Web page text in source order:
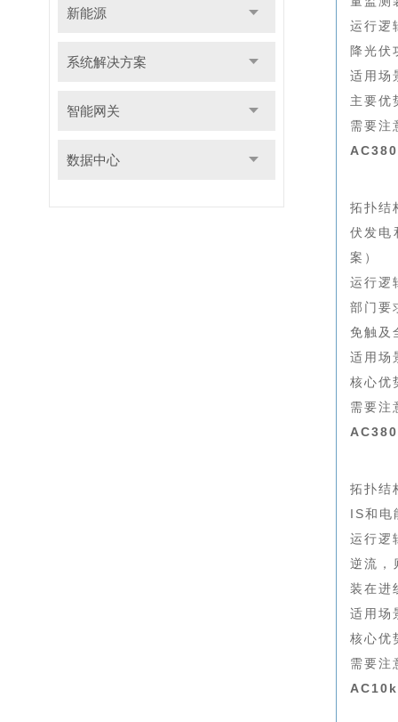
新能源
系统解决方案
智能网关
数据中心
运行逻
降光伏
适用场
主要优
需要注
拓扑结
伏发电
案）
运行逻
部门要
免触及
适用场
核心优
需要注
拓扑结
IS和电
运行逻
逆流，
装在进
适用场
核心优
需要注